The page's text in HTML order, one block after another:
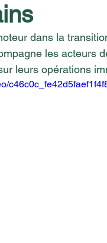
dans la
les acteurs
leurs opérations